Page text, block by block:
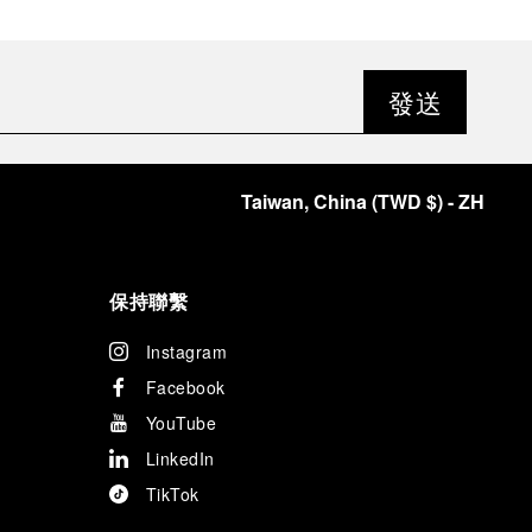
發送
Taiwan, China(TWD $)- ZH
保持聯繫
Instagram
Facebook
YouTube
LinkedIn
TikTok